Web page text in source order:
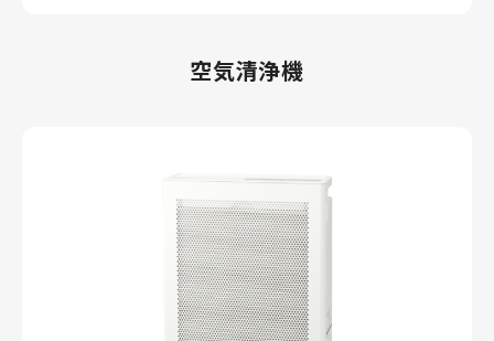
空気清浄機